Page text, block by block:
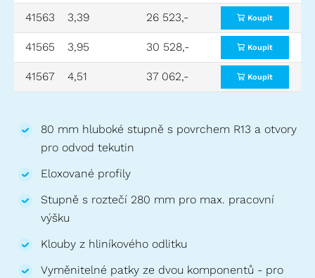
41563 3,39 4,65
26 523,- Koupit
41565 3,95 5,20
30 528,- Koupit
41567 4,51 5,70
37 062,- Koupit
80 mm hluboké stupně s povrchem R13 a otvory
pro odvod tekutin
Eloxované profily
Stupně s roztečí 280 mm pro max. pracovní
výšku
Klouby z hliníkového odlitku
Vyměnitelné patky ze dvou komponentů - pro